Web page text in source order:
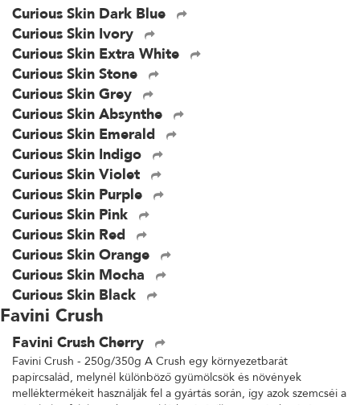
Curious Skin Dark Blue
Curious Skin Ivory
Curious Skin Extra White
Curious Skin Stone
Curious Skin Grey
Curious Skin Absynthe
Curious Skin Emerald
Curious Skin Indigo
Curious Skin Violet
Curious Skin Purple
Curious Skin Pink
Curious Skin Red
Curious Skin Orange
Curious Skin Mocha
Curious Skin Black
Favini Crush
Favini Crush Cherry
Favini Crush - 250g/350g A Crush egy környezetbarát
papírcsalád, melynél különböző gyümölcsök és növények
melléktermékeit használják fel a gyártás során, így azok szemcséi a